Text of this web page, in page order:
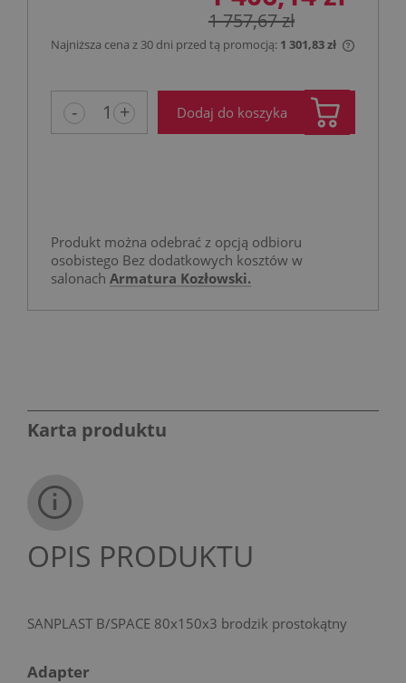
1 757,67 zł
Najniższa cena z 30 dni przed tą promocją: 1 301,83 zł
- + Dodaj do koszyka
Produkt można odebrać z opcją odbioru
osobistego Bez dodatkowych kosztów w
salonach Armatura Kozłowski.
Karta produktu
OPIS PRODUKTU
SANPLAST B/SPACE 80x150x3 brodzik prostokątny
Adapter